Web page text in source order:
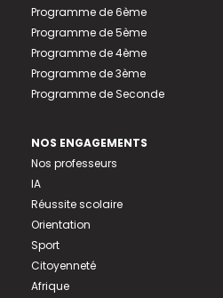
Programme de 6ème
Programme de 5ème
Programme de 4ème
Programme de 3ème
Programme de Seconde
NOS ENGAGEMENTS
Nos professeurs
IA
Réussite scolaire
Orientation
Sport
Citoyenneté
Afrique